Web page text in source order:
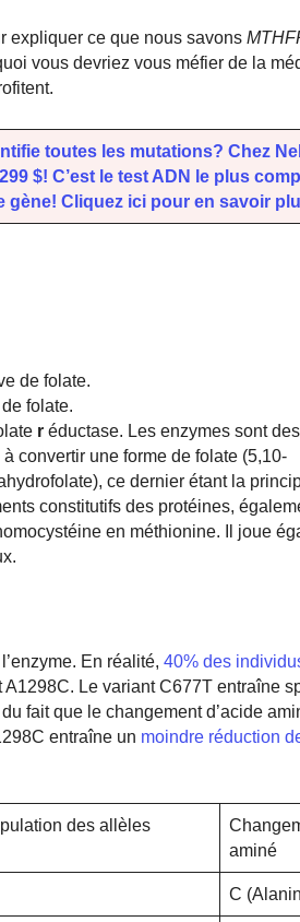
expliquer ce que nous savons
vous devriez vous méfier de la
toutes les mutations? Chez
$! C’est le test ADN le plus
gène! Cliquez ici pour en savoir
folate.
r éductase. Les enzymes sont
convertir une forme de folate (5,10-
ce dernier étant la
constitutifs des protéines,
en méthionine. Il joue
En réalité, 40% des
A1298C. Le variant C677T entraîne
fait que le changement d’acide
entraîne un moindre réduction
des allèles
aminé
C